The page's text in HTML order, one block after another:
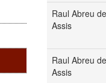
Raul Abreu de
Assis
Raul Abreu de
Assis